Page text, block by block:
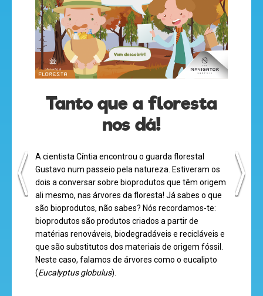
olá
desenhos
animados
Tanto que a floresta
nos dá!
A cientista Cíntia encontrou o guarda florestal
Gustavo num passeio pela natureza. Estiveram os
dois a conversar sobre bioprodutos que têm origem
ali mesmo, nas árvores da floresta! Já sabes o que
são bioprodutos, não sabes? Nós recordamos-te:
bioprodutos são produtos criados a partir de
matérias renováveis, biodegradáveis e recicláveis e
que são substitutos dos materiais de origem fóssil.
Neste caso, falamos de árvores como o eucalipto
(Eucalyptus globulus).